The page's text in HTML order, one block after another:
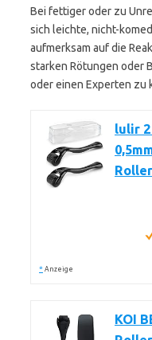
Bei fettiger oder zu
sich leichte, nicht-
aufmerksam auf die
starken Rötungen oder
oder einen Experten zu
lulir 2
* Anzeige
KOI